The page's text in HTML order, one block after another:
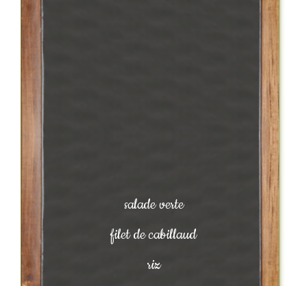
salade verte
filet de cabillaud
riz